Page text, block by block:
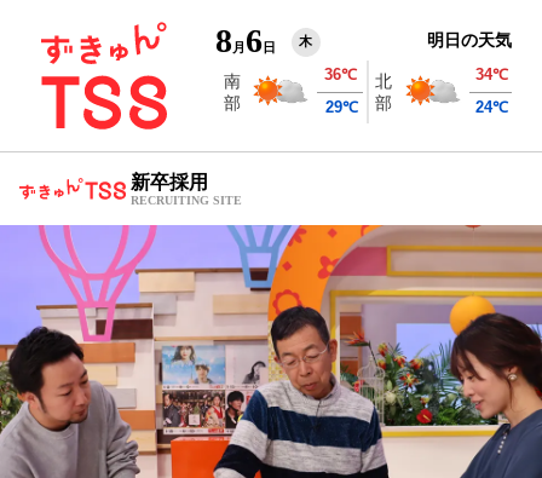
8 月 6日 木 明日の天気
新卒採用
RECRUITING SITE